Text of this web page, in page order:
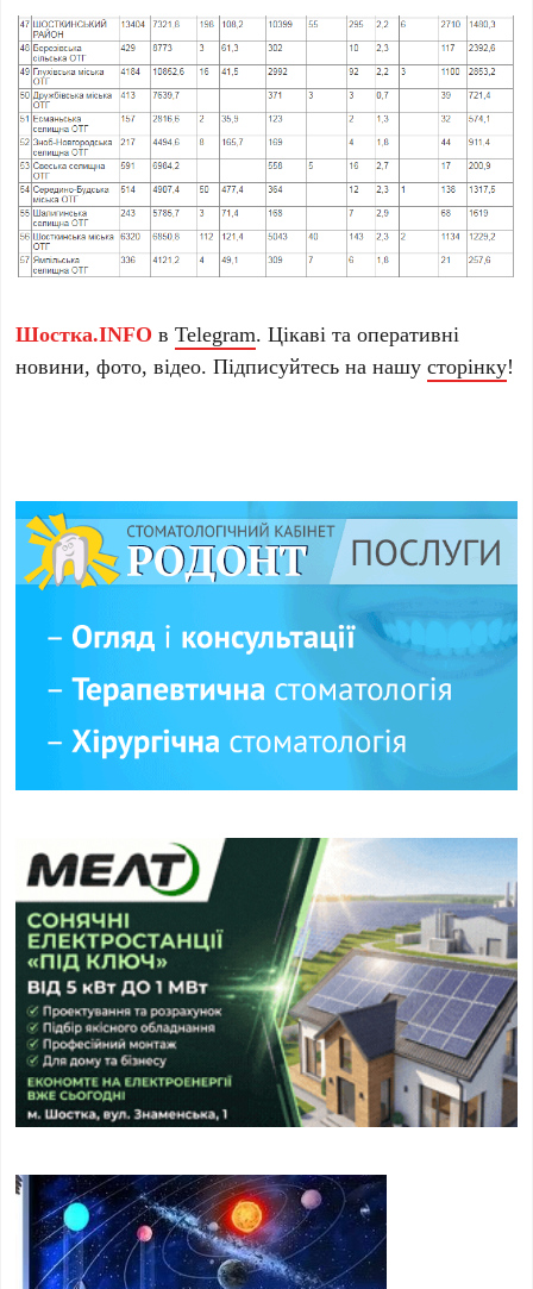
Шостка.INFO вTelegram. Цікаві та оперативні
новини, фото, відео. Підписуйтесь на нашусторінку!